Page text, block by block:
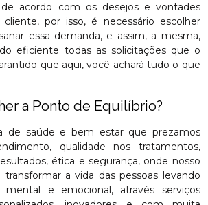
acordo com os desejos e vontades
cliente, por isso, é necessário escolher
essa demanda, e assim, a mesma,
eficiente todas as solicitações que o
que aqui, você achará tudo o que
a Ponto de Equilíbrio?
de saúde e bem estar que prezamos
qualidade nos tratamentos,
ética e segurança, onde nosso
a vida das pessoas levando
mental e emocional, através serviços